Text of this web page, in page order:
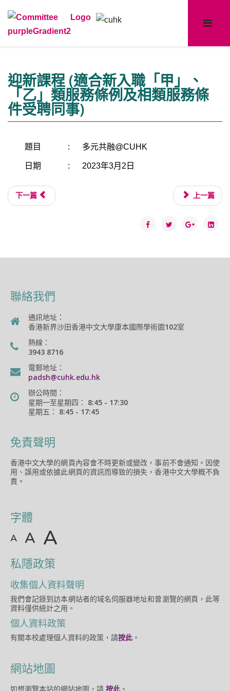
迎新課程 (適合新入職「甲」、
「乙」類服務條例及相類服務條
件受聘同事)
題目 : 多元共融@CUHK
日期 : 2023年3月2日
上一篇
下一篇
聯絡我們
通訊地址：
香港新界沙田香港中文大學康本國際學術園102室
熱線：
3943 8716
電郵地址：
padsh@cuhk.edu.hk
辦公時間：
星期一至星期四： 8:45 - 17:30
星期五： 8:45 - 17:45
免責聲明
香港中文大學的網頁內容會不時更新或變改，事前不會通知。因使
用、誤用或依據此網頁的資訊而導致的損失，香港中文大學概不負
責。
字體
A A A
私隱政策
收集個人資料聲明
我們會記錄到訪本網站者的域名伺服器地址和曾瀏覽的網頁，此等
資料僅供統計之用。
個人資料政策
有關本校處理個人資料的政策，請按此 。
網站地圖